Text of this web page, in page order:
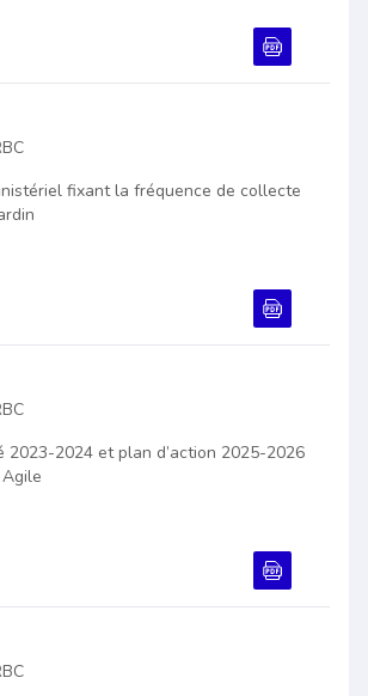
fixant la fréquence de collecte
2023-2024 et plan d’action 2025-2026